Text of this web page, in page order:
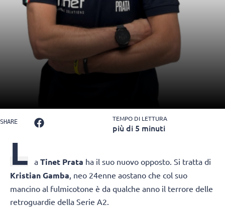
SHARE TEMPO DI LETTURA
più di 5 minuti
L a Tinet Prata ha il suo nuovo opposto. Si tratta di
Kristian Gamba, neo 24enne aostano che col suo
mancino al fulmicotone è da qualche anno il terrore delle
retroguardie della Serie A2.